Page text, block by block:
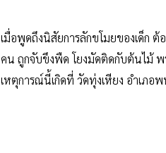
เมื่อพูดถึงนิสัยการลักขโมยของเด็ก
คน ถูกจับขึงพืด โยงมัดติดกับต้นไม้ พ
เหตุการณ์นี้เกิดที่ วัดทุ่งเหียง อำเภ